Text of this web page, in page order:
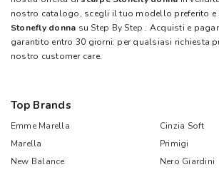
nostro catalogo, scegli il tuo modello preferito e
Stonefly donna suStep By Step . Acquisti e
garantito entro 30 giorni: per qualsiasi richiesta
nostro customer care.
Top Brands
Emme Marella
Cinzia Soft
Marella
Primigi
New Balance
Nero Giardini